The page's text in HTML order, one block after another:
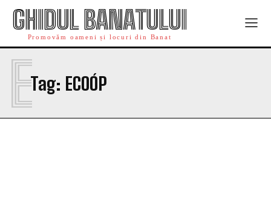
GHIDUL BANATULUI
Promovăm oameni și locuri din Banat
Tag: ECOÓP
E